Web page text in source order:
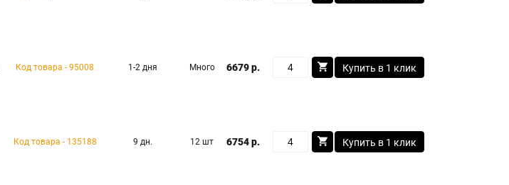
Код товара - 95008 1-2 дня Много 6679 р. Купить в 1 клик
Код товара - 135188 9 дн. 12 шт 6754 р. Купить в 1 клик